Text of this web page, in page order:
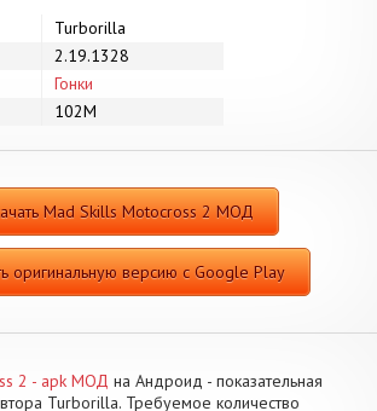
Turborilla
2.19.1328
Гонки
102M
Mad Skills Motocross 2 МОД
оригинальную версию с Google Play
2 - apk МОД на Андроид - показательная
Turborilla. Требуемое количество